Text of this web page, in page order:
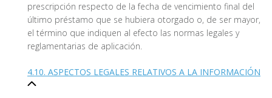
prescripción respecto de la fecha de vencimiento final del
último préstamo que se hubiera otorgado o, de ser mayor,
el término que indiquen al efecto las normas legales y
reglamentarias de aplicación.
4.10. ASPECTOS LEGALES RELATIVOS A LA INFORMACIÓN